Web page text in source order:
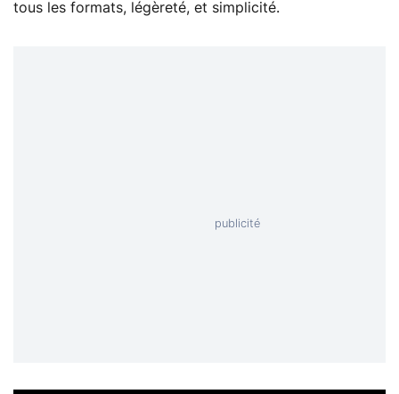
tous les formats, légèreté, et simplicité.